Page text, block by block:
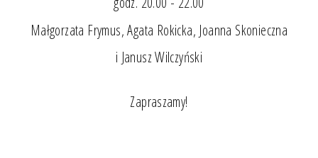
Małgorzata Frymus, Agata Rokicka, Joanna Skonieczna
i Janusz Wilczyński
Zapraszamy!